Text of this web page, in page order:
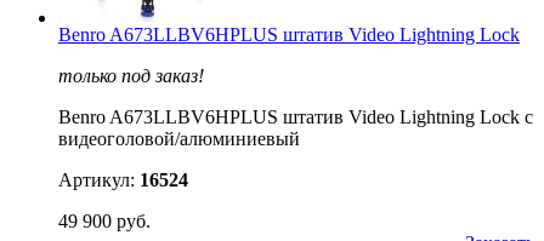
Benro A673LLBV6HPLUS штатив Video Lightning Lock
только под заказ!
Benro A673LLBV6HPLUS штатив Video Lightning Lock с
видеоголовой/алюминиевый
Артикул: 16524
49 900 руб.